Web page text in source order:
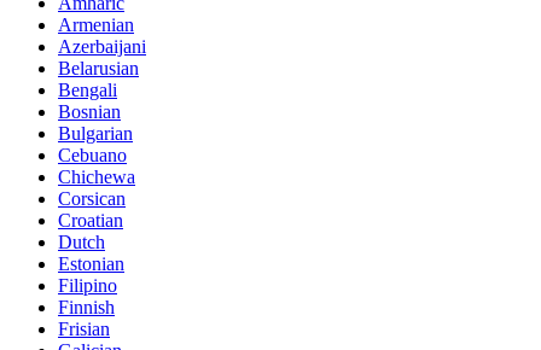
Armenian
Azerbaijani
Belarusian
Bengali
Bosnian
Bulgarian
Cebuano
Chichewa
Corsican
Croatian
Dutch
Estonian
Filipino
Finnish
Frisian